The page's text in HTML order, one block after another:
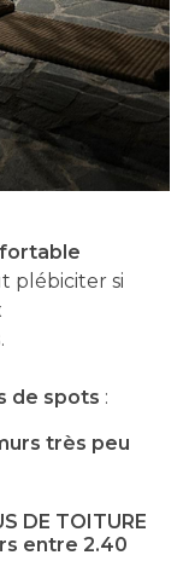
plébiciter si
.
de spots :
très peu
DE TOITURE
entre 2.40